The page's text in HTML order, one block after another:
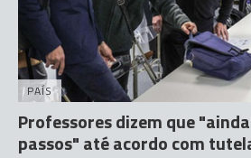
PAÍS
Professores dizem que
passos" até acordo com